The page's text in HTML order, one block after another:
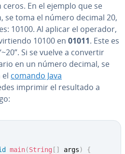
En el ejemplo que se
se toma el número decimal 20,
10100. Al aplicar el operador,
10100 en 01011. Este es
Si se vuelve a convertir
en un número decimal, se
el comando Java
imprimir el resultado a
main(String [ ] args)
{